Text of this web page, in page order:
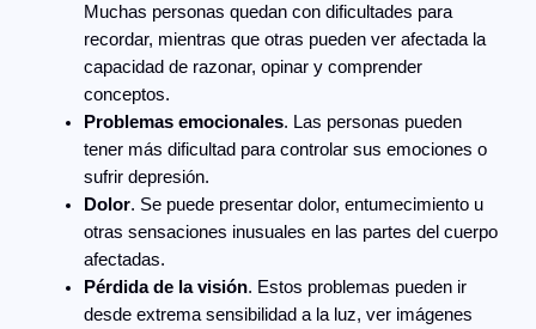
Muchas personas quedan con dificultades para
recordar, mientras que otras pueden ver afectada la
capacidad de razonar, opinar y comprender
conceptos.
Problemas emocionales. Las personas pueden
tener más dificultad para controlar sus emociones o
sufrir depresión.
Dolor. Se puede presentar dolor, entumecimiento u
otras sensaciones inusuales en las partes del cuerpo
afectadas.
Pérdida de la visión. Estos problemas pueden ir
desde extrema sensibilidad a la luz, ver imágenes